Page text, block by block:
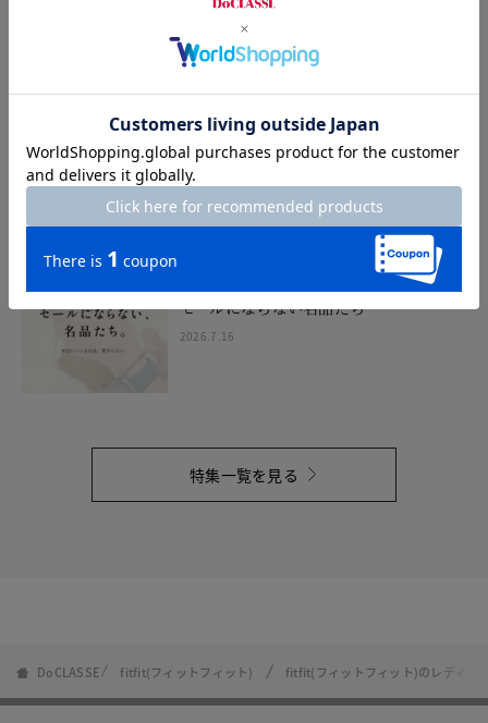
2026.7.10
最新カタログ8月号
2026.7.21
セールにならない名品たち
2026.7.16
特集一覧を見る
DoCLASSE fitfit(フィットフィット) fitfit(フィットフィット)のレディー